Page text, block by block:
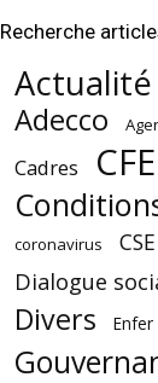
Recherche
Adecco
Cadres
coronavirus CSE
Dialogue
Divers Enfer